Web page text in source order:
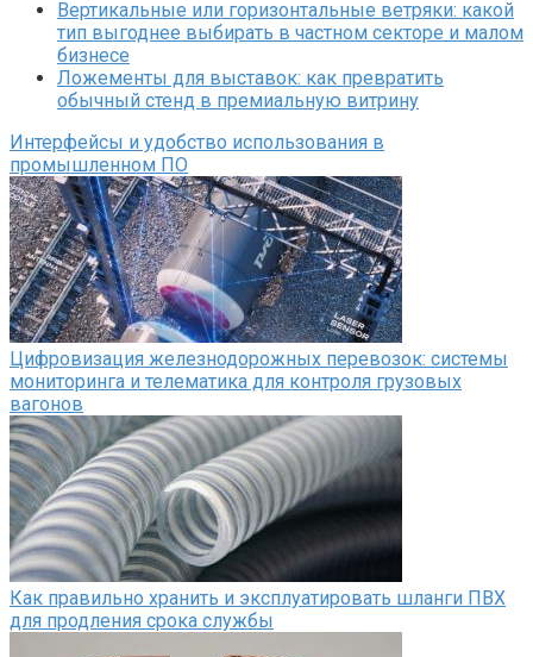
Вертикальные или горизонтальные ветряки: какой
тип выгоднее выбирать в частном секторе и малом
бизнесе
Ложементы для выставок: как превратить
обычный стенд в премиальную витрину
Интерфейсы и удобство использования в
промышленном ПО
Цифровизация железнодорожных перевозок: системы
мониторинга и телематика для контроля грузовых
вагонов
Как правильно хранить и эксплуатировать шланги ПВХ
для продления срока службы